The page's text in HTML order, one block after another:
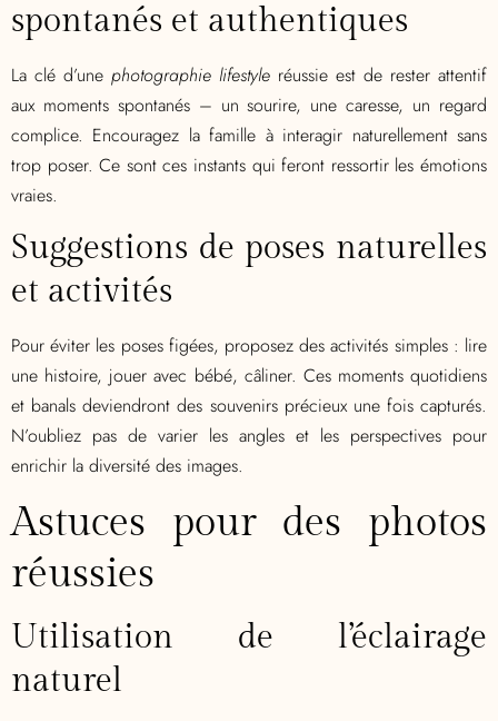
spontanés et authentiques
La clé d’une photographie lifestyle réussie est de rester attentif
aux moments spontanés – un sourire, une caresse, un regard
complice. Encouragez la famille à interagir naturellement sans
trop poser. Ce sont ces instants qui feront ressortir les émotions
vraies.
Suggestions de poses naturelles
et activités
Pour éviter les poses figées, proposez des activités simples : lire
une histoire, jouer avec bébé, câliner. Ces moments quotidiens
et banals deviendront des souvenirs précieux une fois capturés.
N’oubliez pas de varier les angles et les perspectives pour
enrichir la diversité des images.
Astuces pour des photos
réussies
Utilisation de l’éclairage
naturel